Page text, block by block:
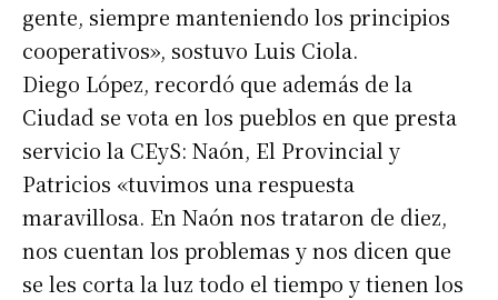
gente, siempre manteniendo los principios
cooperativos», sostuvo Luis Ciola.
Diego López, recordó que además de la
Ciudad se vota en los pueblos en que presta
servicio la CEyS: Naón, El Provincial y
Patricios «tuvimos una respuesta
maravillosa. En Naón nos trataron de diez,
nos cuentan los problemas y nos dicen que
se les corta la luz todo el tiempo y tienen los